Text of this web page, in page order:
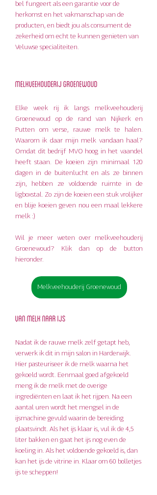
bel fungeert als een garantie voor de
herkomst en het vakmanschap van de
producten, en biedt jou als consument de
zekerheid om echt te kunnen genieten van
Veluwse specialiteiten.
Melkveehouderij groenewoud
Elke week rij ik langs melkveehouderij
Groenewoud op de rand van Nijkerk en
Putten om verse, rauwe melk te halen.
Waarom ik daar mijn melk vandaan haal?
Omdat dit bedrijf MVO hoog in het vaandel
heeft staan. De koeien zijn minimaal 120
dagen in de buitenlucht en als ze binnen
zijn, hebben ze voldoende ruimte in de
ligboxstal. Zo zijn de koeien een stuk vrolijker
en blije koeien geven nou een maal lekkere
melk :)
Wil je meer weten over melkveehouderij
Groenewoud? Klik dan op de button
hieronder.
Melkveehouderij Groenewoud
Van melk naar ijs
Nadat ik de rauwe melk zelf getapt heb,
verwerk ik dit in mijn salon in Harderwijk.
Hier pasteuriseer ik de melk waarna het
gekoeld wordt. Eenmaal goed afgekoeld
meng ik de melk met de overige
ingrediënten en laat ik het rijpen. Na een
aantal uren wordt het mengsel in de
ijsmachine gevuld waarin de bereiding
plaatsvindt. Als het ijs klaar is, vul ik de 4,5
liter bakken en gaat het ijs nog even de
koeling in. Als het voldoende gekoeld is, dan
kan het ijs de vitrine in. Klaar om 60 bolletjes
ijs te scheppen!